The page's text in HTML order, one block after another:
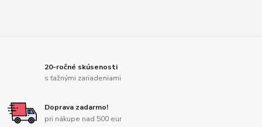
20-ročné skúsenosti
s ťažnými zariadeniami
Doprava zadarmo!
pri nákupe nad 500 eur